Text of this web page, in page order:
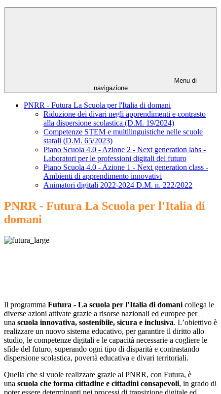
Menu di
navigazione
PNRR - Futura La Scuola per l'Italia di domani
Riduzione dei divari negli apprendimenti e contrasto
alla dispersione scolastica (D.M. 19/2024)
Competenze STEM e multilinguistiche nelle scuole
statali (D.M. 65/2023)
Piano Scuola 4.0 - Azione 2 - Next generation labs -
Laboratori per le professioni digitali del futuro
Piano Scuola 4.0 - Azione 1 - Next generation class -
Ambienti di apprendimento innovativi
Animatori digitali 2022-2024 D.M. n. 222/2022
PNRR - Futura La Scuola per l'Italia di
domani
Il programma Futura - La scuola per l’Italia di domani collega le
diverse azioni attivate grazie a risorse nazionali ed europee per
una scuola innovativa, sostenibile, sicura e inclusiva. L’obiettivo è
realizzare un nuovo sistema educativo, per garantire il diritto allo
studio, le competenze digitali e le capacità necessarie a cogliere le
sfide del futuro, superando ogni tipo di disparità e contrastando
dispersione scolastica, povertà educativa e divari territoriali.
Quella che si vuole realizzare grazie al PNRR, con Futura, è
una scuola che forma cittadine e cittadini consapevoli, in grado di